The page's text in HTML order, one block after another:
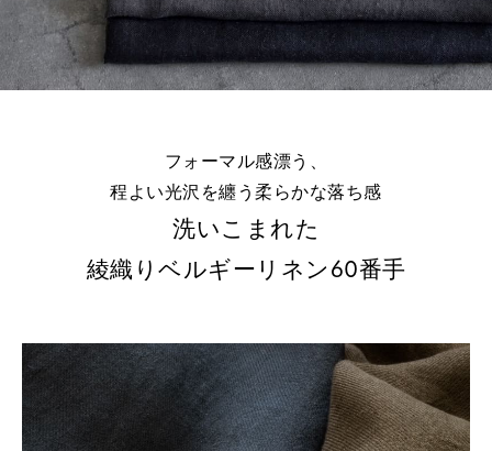
フォーマル感漂う、
程よい光沢を纏う柔らかな落ち感
洗いこまれた
綾織りベルギーリネン60番手